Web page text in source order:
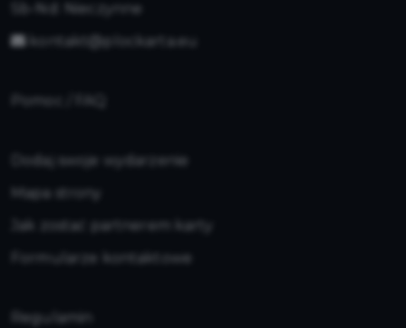
Sb-Nd: Nieczynne
kontakt@plockarta.eu
Dodaj swoje wydarzenie
Mapa strony
Jak zostać partnerem karty
Formularze kontaktowe
Regulamin